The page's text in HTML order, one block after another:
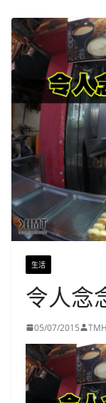
生活
令人念
05/07/2015